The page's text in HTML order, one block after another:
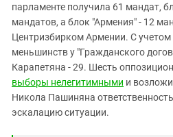
Южная Осетия
Южный Кавказ
ЮФО
парламенте получила 61 мандат,
мандатов, а блок "Армения" - 12
Центризбирком Армении. С
меньшинств у "Гражданского
Карапетяна - 29. Шесть
выборы нелегитимными и
Никола Пашиняна
эскалацию ситуации.